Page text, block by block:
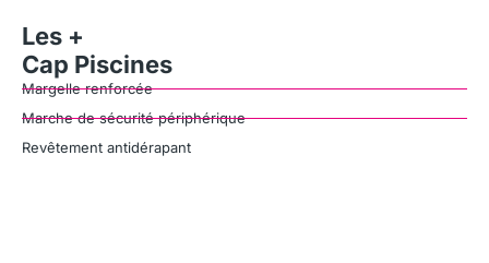
Les +
Cap Piscines
Margelle renforcée
Marche de sécurité périphérique
Revêtement antidérapant